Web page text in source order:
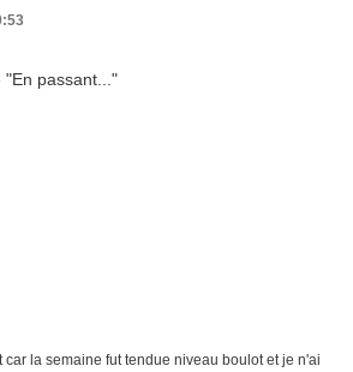
car la semaine fut tendue niveau boulot et je n'ai